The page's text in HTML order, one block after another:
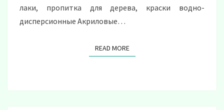
лаки, пропитка для дерева, краски водно-
дисперсионные Акриловые…
READ MOREREAD MORE